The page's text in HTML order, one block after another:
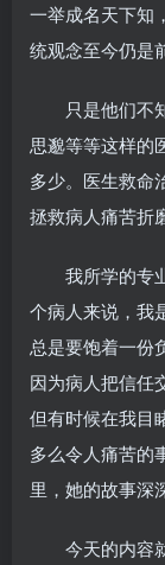
一举成名天下知
统观念至今仍是
只是他们不
思邈等等这样的
多少。医生救命
拯救病人痛苦折
我所学的专
个病人来说，我
总是要饱着一份
因为病人把信任
但有时候在我目
多么令人痛苦的
里，她的故事深
今天的内容